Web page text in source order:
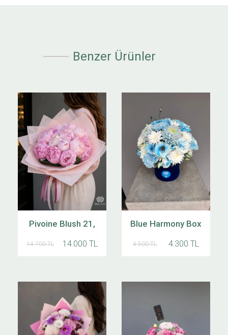
Benzer Ürünler
Pivoine Blush 21,
14.700 TL 14.000 TL
Blue Harmony Box
4.500 TL 4.300 TL